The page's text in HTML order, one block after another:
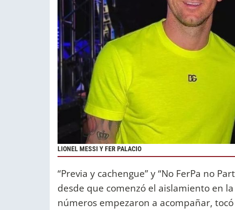
LIONEL MESSI Y FER PALACIO
“Previa y cachengue” y “No FerPa no
desde que comenzó el aislamiento en
números empezaron a acompañar,